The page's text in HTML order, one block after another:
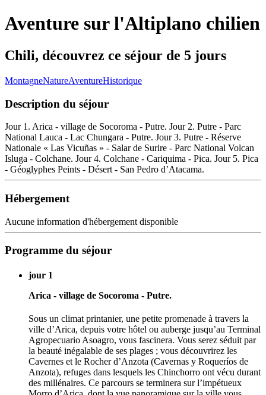
Aventure sur l'Altiplano chilien
Chili, découvrez ce séjour de 5 jours
MontagneNatureAventureHistorique
Description du séjour
Jour 1. Arica - village de Socoroma - Putre. Jour 2. Putre - Parc
National Lauca - Lac Chungara - Putre. Jour 3. Putre - Réserve
Nationale « Las Vicuñas » - Salar de Surire - Parc National Volcan
Isluga - Colchane. Jour 4. Colchane - Cariquima - Pica. Jour 5. Pica
- Géoglyphes Peints - Désert - San Pedro d’Atacama.
Hébergement
Aucune information d'hébergement disponible
Programme du séjour
jour 1
Arica - village de Socoroma - Putre.
Sous un climat printanier, une petite promenade à travers la
ville d’Arica, depuis votre hôtel ou auberge jusqu’au Terminal
Agropecuario Asoagro, vous fascinera. Vous serez séduit par
la beauté inégalable de ses plages ; vous découvrirez les
Cavernes et le Rocher d’Anzota (Cavernas y Roqueríos de
Anzota), refuges dans lesquels les Chinchorro ont vécu durant
des millénaires. Ce parcours se terminera sur l’impétueux